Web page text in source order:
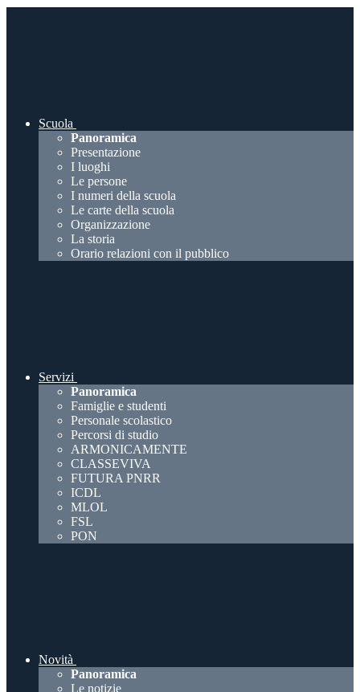
Scuola
Panoramica
Presentazione
I luoghi
Le persone
I numeri della scuola
Le carte della scuola
Organizzazione
La storia
Orario relazioni con il pubblico
Servizi
Panoramica
Famiglie e studenti
Personale scolastico
Percorsi di studio
ARMONICAMENTE
CLASSEVIVA
FUTURA PNRR
ICDL
MLOL
FSL
PON
Novità
Panoramica
Le notizie